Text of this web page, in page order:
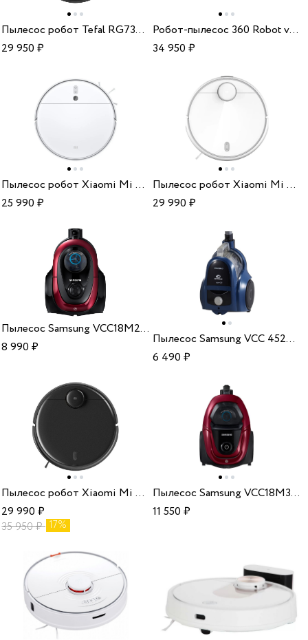
Пылесос робот Tefal RG7365WH
29 950₽
Робот-пылесос 360 Robot vacuum cleaner S9
34 950₽
Пылесос робот Xiaomi Mi Robot Vacuum-Mop 2 RU BHR5958RU
25 990₽
Пылесос робот Xiaomi Mi Robot Vacuum-Mop 2 Pro BHR5044EU white
29 990₽
Пылесос Samsung VCC18M2130SR
8 990₽
Пылесос Samsung VCC 4520 Blue
6 490₽
Пылесос робот Xiaomi Mi Robot Vacuum-Mop 2 Pro BHR5204EU black
29 990₽
35 950₽ 17%
Пылесос Samsung VCC18M31A0HP
11 550₽